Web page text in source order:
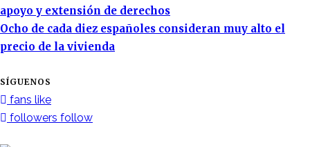
apoyo y extensión de derechos
Ocho de cada diez españoles consideran muy alto el
precio de la vivienda
SÍGUENOS
fans like
followers follow